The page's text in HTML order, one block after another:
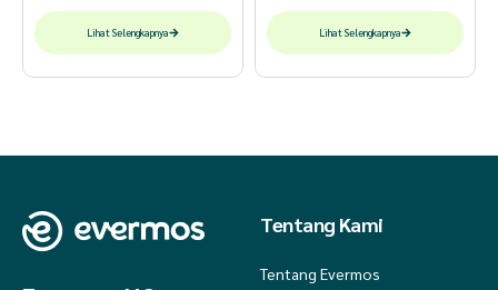
Lihat Selengkapnya Lihat Selengkapnya
Tentang Kami
Tentang Evermos